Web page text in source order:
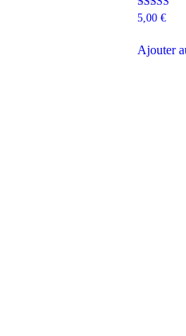
Note
5,00 €
Ajouter